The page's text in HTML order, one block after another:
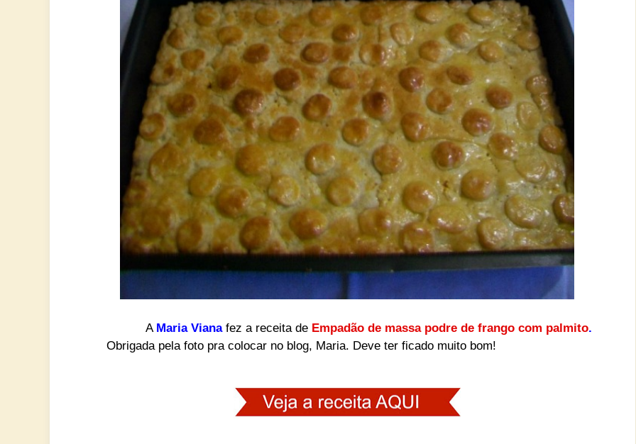
A Maria Vianafez a receita de Empadão de massa podre de frango com palmito.
Obrigada pela foto pra colocar no blog, Maria. Deve ter ficado muito bom!